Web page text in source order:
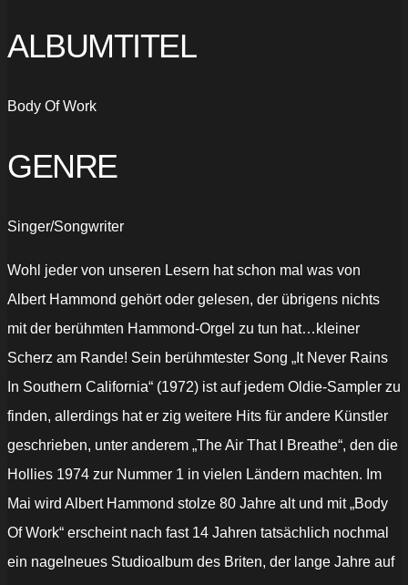
ALBUMTITEL
Body Of Work
GENRE
Singer/Songwriter
Wohl jeder von unseren Lesern hat schon mal was von
Albert Hammond gehört oder gelesen, der übrigens nichts
mit der berühmten Hammond-Orgel zu tun hat…kleiner
Scherz am Rande! Sein berühmtester Song „It Never Rains
In Southern California“ (1972) ist auf jedem Oldie-Sampler zu
finden, allerdings hat er zig weitere Hits für andere Künstler
geschrieben, unter anderem „The Air That I Breathe“, den die
Hollies 1974 zur Nummer 1 in vielen Ländern machten. Im
Mai wird Albert Hammond stolze 80 Jahre alt und mit „Body
Of Work“ erscheint nach fast 14 Jahren tatsächlich nochmal
ein nagelneues Studioalbum des Briten, der lange Jahre auf